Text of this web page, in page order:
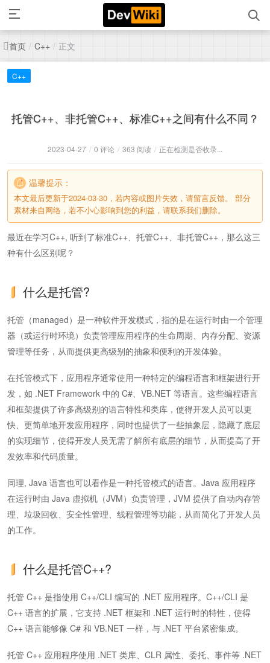
首页 / C++ / 正文
C++
托管C++、非托管C++、标准C++之间有什么不同？
2023-04-27 / 0 评论 / 363 阅读 / 正在检测是否收录...
温馨提示：
本文最后更新于2024-03-30，若内容或图片失效，请留言反馈。 部分
素材来自网络，若不小心影响到您的利益，请联系我们删除。
最近在学习C++, 听到了标准C++、托管C++、非托管C++，那么这三
种有什么区别呢？
什么是托管?
托管（managed）是一种软件开发模式，指的是在运行时由一个管理
器（或运行时环境）负责管理应用程序的生命周期、内存分配、资源
管理等任务，从而提供更高级别的抽象和便利的开发体验。
在托管模式下，应用程序通常使用一种特定的编程语言和框架进行开
发，如 .NET Framework 中的 C#、VB.NET 等语言。这些编程语言
和框架提供了许多高级别的语言特性和类库，使得开发人员可以更
快、更简单地开发应用程序，同时也提供了一些抽象层，隐藏了底层
的实现细节，使得开发人员无需了解所有底层的细节，从而提高了开
发效率和代码质量。
同理, Java 语言也可以看作是一种托管模式的语言。Java 应用程序
在运行时由 Java 虚拟机（JVM）负责管理，JVM 提供了自动内存管
理、垃圾回收、安全性管理、线程管理等功能，从而简化了开发人员
的工作。
什么是托管C++?
托管 C++ 是指使用 C++/CLI 编写的 .NET 应用程序。C++/CLI 是
C++ 语言的扩展，它支持 .NET 框架和 .NET 运行时的特性，使得
C++ 语言能够像 C# 和 VB.NET 一样，与 .NET 平台紧密集成。
托管 C++ 应用程序使用 .NET 类库、CLR 属性、委托、事件等 .NET